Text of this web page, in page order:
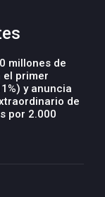
millones de
el primer
y anuncia
de
por 2.000
global